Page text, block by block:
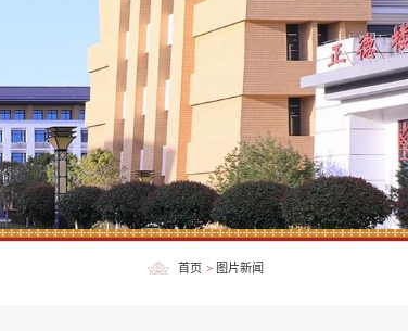
首页 > 图片新闻